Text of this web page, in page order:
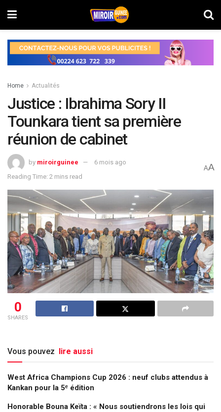
Home Actualités
Justice : Ibrahima Sory II
Tounkara tient sa première
réunion de cabinet
by miroirguinee
6 mois ago
Reading Time: 2 mins read
AA
0
SHARES
Vous pouvez lire aussi
West Africa Champions Cup 2026 : neuf clubs attendus à
Kankan pour la 5ᵉ édition
Honorable Bouna Keïta : « Nous soutiendrons les lois qui